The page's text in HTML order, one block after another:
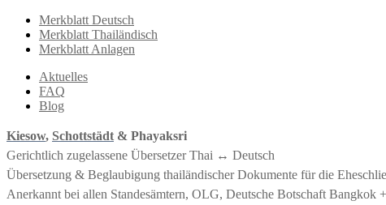
Merkblatt Deutsch
Merkblatt Thailändisch
Merkblatt Anlagen
Aktuelles
FAQ
Blog
Kiesow, Schottstädt & Phayaksri
Gerichtlich zugelassene Übersetzer Thai ↔︎ Deutsch
Übersetzung & Beglaubigung thailändischer Dokumente für die
Anerkannt bei allen Standesämtern, OLG, Deutsche Botschaft Bangkok